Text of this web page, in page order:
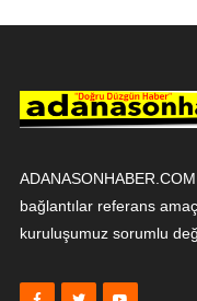
bağlantılar referans
kuruluşumuz sorumlu